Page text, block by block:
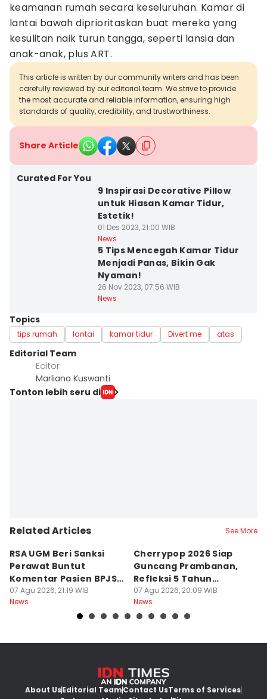
keamanan rumah secara keseluruhan. Kamar di
lantai bawah diprioritaskan buat mereka yang
kesulitan naik turun tangga, seperti lansia dan
anak-anak, plus ART.
This article is written by our community writers and has been
carefully reviewed by our editorial team. We strive to provide
the most accurate and reliable information, ensuring high
standards of quality, credibility, and trustworthiness.
Share Article
Curated For You
9 Inspirasi Decorative Pillow
untuk Hiasan Kamar Tidur,
Estetik!
01 Des 2023, 21:00 WIB
News
5 Tips Mencegah Kamar Tidur
Menjadi Panas, Bikin Gak
Nyaman!
26 Nov 2023, 07:56 WIB
News
Topics
tips rumah lantai kamar tidur Divert me atas
Editorial Team
Editor
Marliana Kuswanti
Tonton lebih seru di
Related Articles See More
RSA UGM Beri Sanksi
Perawat Buntut
Komentar Pasien BPJS
di Medsos
07 Agu 2026, 21:19 WIB
News
Cherrypop 2026 Siap
Guncang Prambanan,
Refleksi 5 Tahun
Perjalanan
07 Agu 2026, 20:09 WIB
News
About UsEditorial TeamContact UsTerms of Services